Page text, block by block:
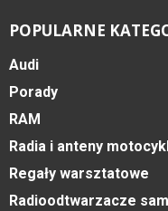
POPULARNE
Audi
Porady
RAM
Radia i anteny
Regały warsztatowe
Radioodtwarzacze